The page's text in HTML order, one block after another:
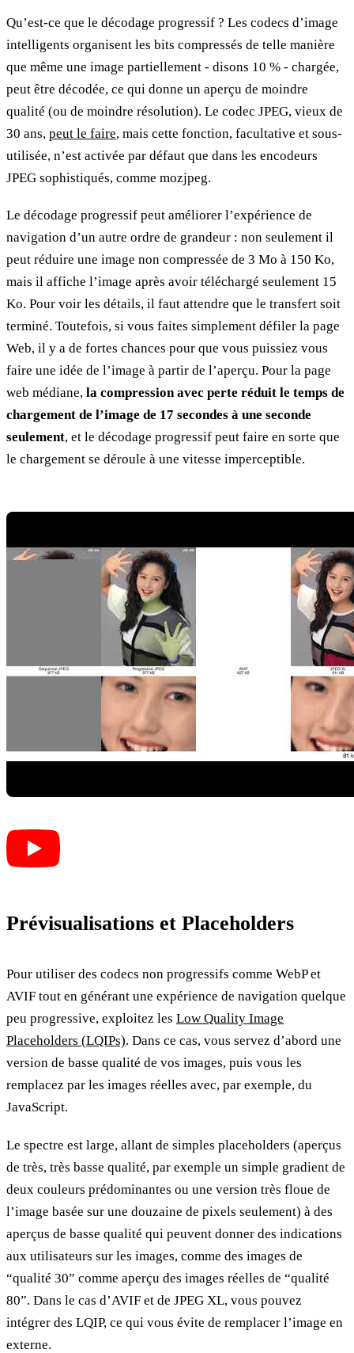
Qu’est-ce que le décodage progressif ? Les codecs d’image
intelligents organisent les bits compressés de telle manière
que même une image partiellement - disons 10 % - chargée,
peut être décodée, ce qui donne un aperçu de moindre
qualité (ou de moindre résolution). Le codec JPEG, vieux de
30 ans, peut le faire, mais cette fonction, facultative et sous-
utilisée, n’est activée par défaut que dans les encodeurs
JPEG sophistiqués, comme mozjpeg.
Le décodage progressif peut améliorer l’expérience de
navigation d’un autre ordre de grandeur : non seulement il
peut réduire une image non compressée de 3 Mo à 150 Ko,
mais il affiche l’image après avoir téléchargé seulement 15
Ko. Pour voir les détails, il faut attendre que le transfert soit
terminé. Toutefois, si vous faites simplement défiler la page
Web, il y a de fortes chances pour que vous puissiez vous
faire une idée de l’image à partir de l’aperçu. Pour la page
web médiane, la compression avec perte réduit le temps de
chargement de l’image de 17 secondes à une seconde
seulement, et le décodage progressif peut faire en sorte que
le chargement se déroule à une vitesse imperceptible.
Prévisualisations et Placeholders
Pour utiliser des codecs non progressifs comme WebP et
AVIF tout en générant une expérience de navigation quelque
peu progressive, exploitez les Low Quality Image
Placeholders (LQIPs). Dans ce cas, vous servez d’abord une
version de basse qualité de vos images, puis vous les
remplacez par les images réelles avec, par exemple, du
JavaScript.
Le spectre est large, allant de simples placeholders (aperçus
de très, très basse qualité, par exemple un simple gradient de
deux couleurs prédominantes ou une version très floue de
l’image basée sur une douzaine de pixels seulement) à des
aperçus de basse qualité qui peuvent donner des indications
aux utilisateurs sur les images, comme des images de
“qualité 30” comme aperçu des images réelles de “qualité
80”. Dans le cas d’AVIF et de JPEG XL, vous pouvez
intégrer des LQIP, ce qui vous évite de remplacer l’image en
externe.